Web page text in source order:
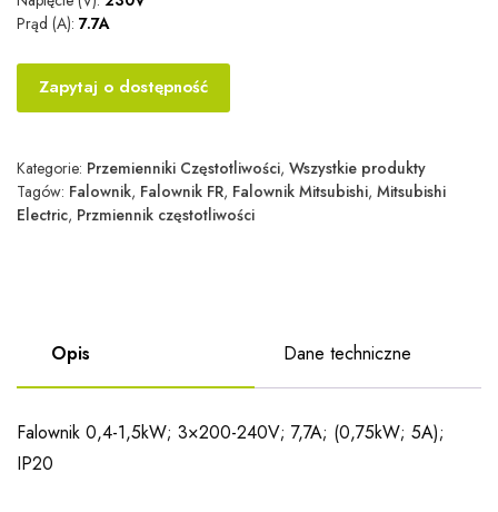
Prąd (A): 7.7A
Zapytaj o dostępność
Kategorie: Przemienniki Częstotliwości, Wszystkie produkty
Tagów: Falownik, Falownik FR, Falownik Mitsubishi, Mitsubishi
Electric, Przmiennik częstotliwości
Opis Dane techniczne
Falownik 0,4-1,5kW; 3×200-240V; 7,7A; (0,75kW; 5A);
IP20